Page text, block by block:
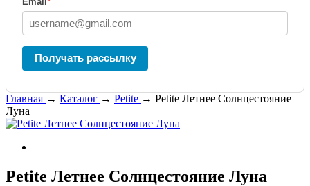
Получать рассылку
Главная → Каталог → Petite → Petite Летнее Солнцестояние
Луна
Petite Летнее Солнцестояние Луна